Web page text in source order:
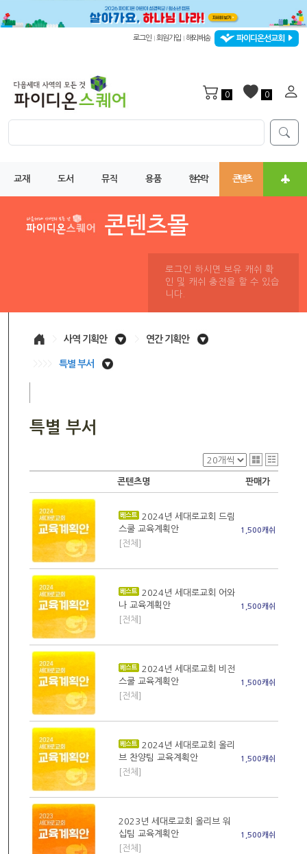
로그인 회원가입 해외배송 파이디온선교회
0 0
교재 도서 뮤직 용품 현수막 콘텐츠
로그인 하시면 보유 캐쉬 확
인 및 캐쉬 충전을 할 수 있습
니다.
사역 기획안 연간 기획안
특별 부서
특별 부서
콘텐츠명 판매가
2024년 세대로교회 드림
스쿨 교육계획안
[전체]
1,500캐쉬
2024년 세대로교회 어와
나 교육계획안
[전체]
1,500캐쉬
2024년 세대로교회 비전
스쿨 교육계획안
[전체]
1,500캐쉬
2024년 세대로교회 올리
브 찬양팀 교육계획안
[전체]
1,500캐쉬
2023년 세대로교회 올리브 워
십팀 교육계획안
[전체]
1,500캐쉬